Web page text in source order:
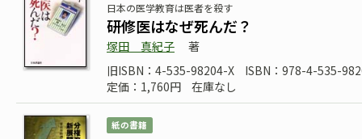
日本の医学教育は医者を殺す
研修医はなぜ死んだ？
塚田 真紀子
著
旧ISBN：4-535-98204-X
ISBN：978-4-535-
定価：1,760円
在庫なし
紙の書籍